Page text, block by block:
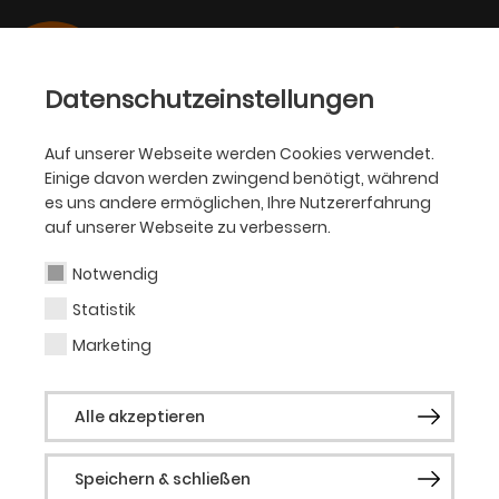
Datenschutzeinstellungen
Auf unserer Webseite werden Cookies verwendet.
Einige davon werden zwingend benötigt, während
es uns andere ermöglichen, Ihre Nutzererfahrung
auf unserer Webseite zu verbessern.
Notwendig
Statistik
Marketing
Alle akzeptieren
Speichern & schließen
OPER
Johannes Leiacker
Bühnen- und Kostümbildner
(Gast)
Johannes Leiacker ist weltweit als Bühnen-
und Kostümbildner im Opern- und